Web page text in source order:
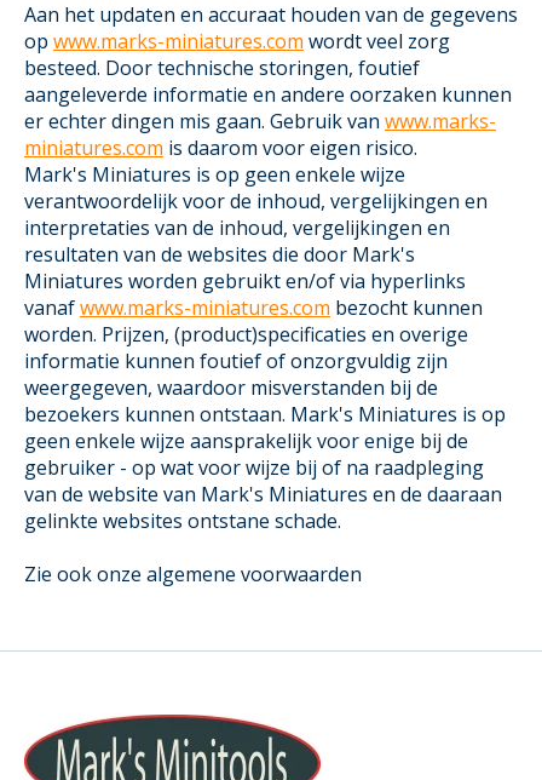
Aan het updaten en accuraat houden van de gegevens
op www.marks-miniatures.com wordt veel zorg
besteed. Door technische storingen, foutief
aangeleverde informatie en andere oorzaken kunnen
er echter dingen mis gaan. Gebruik van www.marks-
miniatures.com is daarom voor eigen risico.
Mark's Miniatures is op geen enkele wijze
verantwoordelijk voor de inhoud, vergelijkingen en
interpretaties van de inhoud, vergelijkingen en
resultaten van de websites die door Mark's
Miniatures worden gebruikt en/of via hyperlinks
vanafwww.marks-miniatures.com bezocht kunnen
worden. Prijzen, (product)specificaties en overige
informatie kunnen foutief of onzorgvuldig zijn
weergegeven, waardoor misverstanden bij de
bezoekers kunnen ontstaan. Mark's Miniatures is op
geen enkele wijze aansprakelijk voor enige bij de
gebruiker - op wat voor wijze bij of na raadpleging
van de website van Mark's Miniatures en de daaraan
gelinkte websites ontstane schade.
Zie ook onze algemene voorwaarden